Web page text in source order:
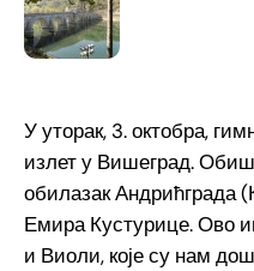
У уторак, 3. октобра,
излет у Вишеград.
обилазак Андрићграда
Емира Кустурице. Ово
и Виоли, које су нам